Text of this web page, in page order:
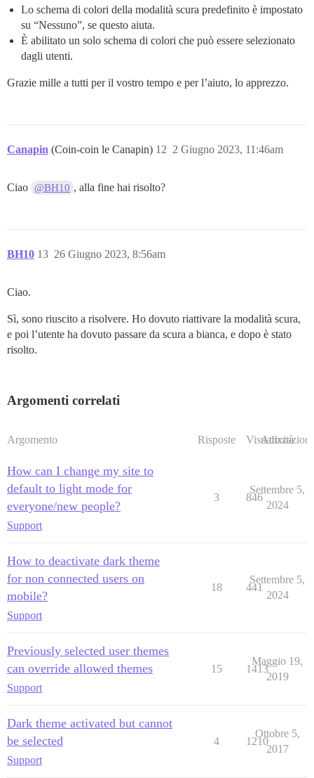
Lo schema di colori della modalità scura predefinito è impostato
su “Nessuno”, se questo aiuta.
È abilitato un solo schema di colori che può essere selezionato
dagli utenti.
Grazie mille a tutti per il vostro tempo e per l’aiuto, lo apprezzo.
Canapin (Coin-coin le Canapin) 2 Giugno 2023, 11:46am
12
Ciao @BH10 , alla fine hai risolto?
BH10 26 Giugno 2023, 8:56am
13
Ciao.
Sì, sono riuscito a risolvere. Ho dovuto riattivare la modalità scura,
e poi l’utente ha dovuto passare da scura a bianca, e dopo è stato
risolto.
Argomenti correlati
Argomento Risposte Visualizzazioni
Attività
How can I change my site to
default to light mode for
everyone/new people?
Support
3 846
Settembre 5,
2024
How to deactivate dark theme
for non connected users on
mobile?
Support
18 441
Settembre 5,
2024
Previously selected user themes
can override allowed themes
Support
15 1413
Maggio 19,
2019
Dark theme activated but cannot
be selected
Support
4 1210
Ottobre 5,
2017